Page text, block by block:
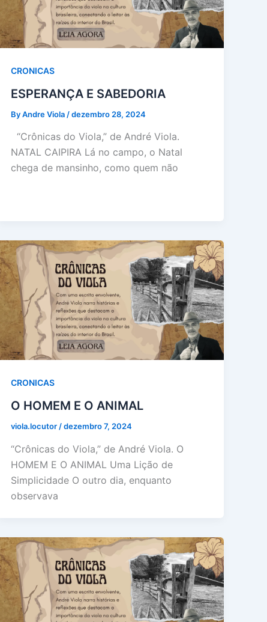
CRONICAS
ESPERANÇA E SABEDORIA
By Andre Viola /dezembro 28, 2024
“Crônicas do Viola,” de André Viola.
NATAL CAIPIRA Lá no campo, o Natal
chega de mansinho, como quem não
CRONICAS
O HOMEM E O ANIMAL
viola.locutor /dezembro 7, 2024
“Crônicas do Viola,” de André Viola. O
HOMEM E O ANIMAL Uma Lição de
Simplicidade O outro dia, enquanto
observava